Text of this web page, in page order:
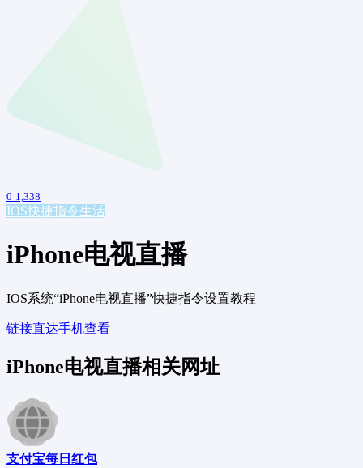
0 1,338
IOS快捷指令生活
iPhone电视直播
IOS系统“iPhone电视直播”快捷指令设置教程
链接直达手机查看
iPhone电视直播相关网址
支付宝每日红包